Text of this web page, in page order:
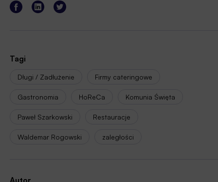
Tagi
Długi / Zadłużenie Firmy cateringowe
Gastronomia HoReCa Komunia Święta
Paweł Szarkowski Restauracje
Waldemar Rogowski zaległości